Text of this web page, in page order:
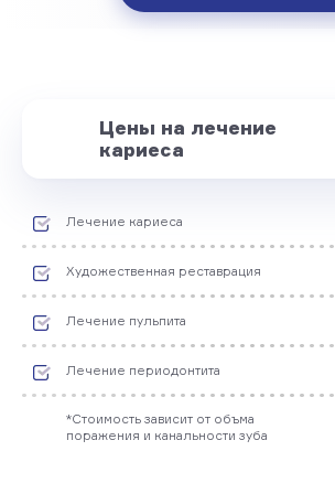
Цены на лечение
кариеса
Лечение кариеса
Художественная реставрация
Лечение пульпита
Лечение периодонтита
*Стоимость зависит от объма
поражения и канальности зуба